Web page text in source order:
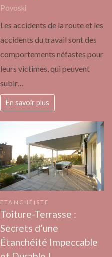
Povoski
Les accidents de la route et les
accidents du travail sont des
comportements néfastes pour
leurs victimes, qui peuvent
subir…
En savoir plus
ETANCHÉISTE
Toiture-Terrasse :
Secrets d’une
Étanchéité Impeccable